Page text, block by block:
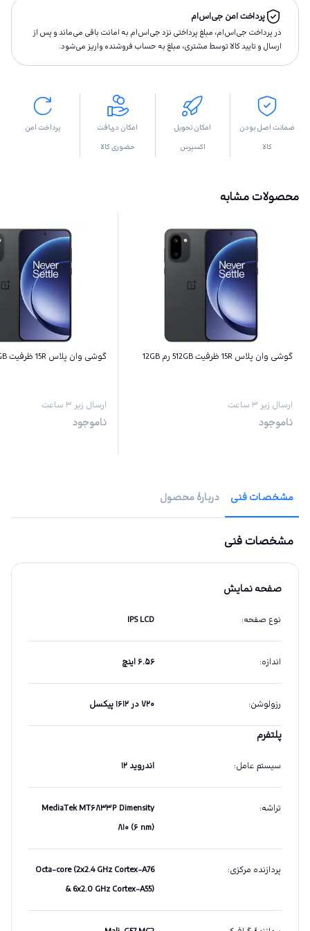
پرداخت امن جی‌اس‌ام
در پرداخت جی‌اس‌ام، مبلغ پرداختى نزد جی‌اس‌ام به امانت باقى مى‌ماند و پس از
ارسال و تاييد كالا توسط مشتری، مبلغ به حساب فروشنده واريز مى‌شود.
ضمانت اصل بودن
کالا
امکان تحویل
اکسپرس
امکان دریافت
حضوری کالا
پرداخت امن
محصولات مشابه
گوشی وان پلاس 15R ظرفیت 512GB رم 12GB
ارسال زیر ۳ ساعت
ناموجود
گوشی وان پلاس 15R ظرفیت 256GB رم 12GB
ارسال زیر ۳ ساعت
ناموجود
مشخصات فنی دربارهٔ محصول
مشخصات فنی
صفحه نمایش
نوع صفحه:
IPS LCD
اندازه: ۶.۵۶ اینچ
رزولوشن: ۷۲۰ در ۱۶۱۲ پیکسل
پلتفرم
سیستم عامل: اندروید ۱۲
تراشه:
MediaTek MT۶۸۳۳P Dimensity
۸۱۰ (۶ nm)
پردازنده مرکزی:
Octa-core (2x2.4 GHz Cortex-A76
& 6x2.0 GHz Cortex-A55)